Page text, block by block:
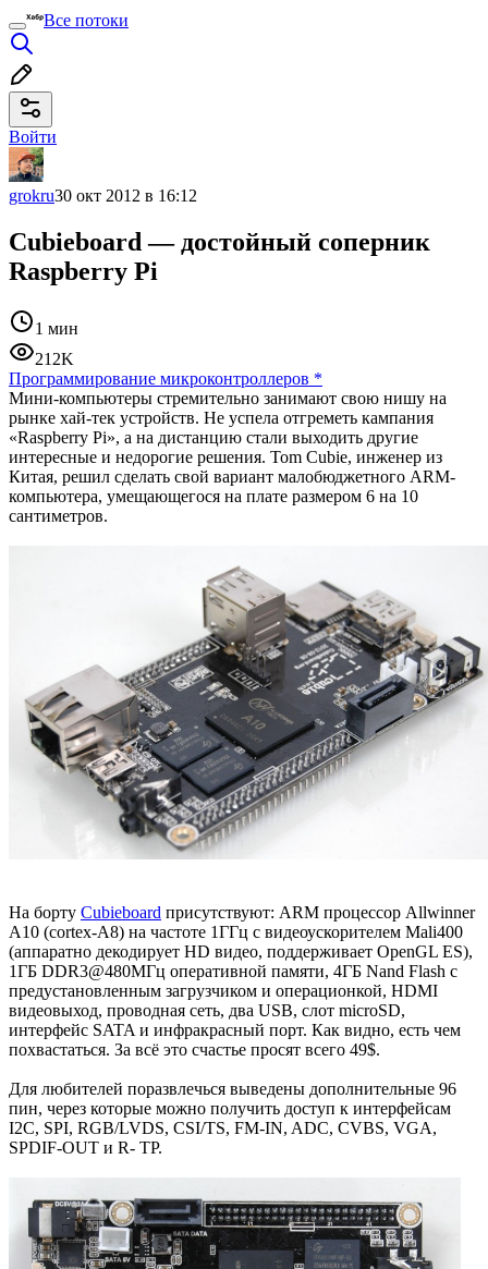
Все потоки
Войти
grokru30 окт 2012 в 16:12
Cubieboard — достойный соперник
Raspberry Pi
1 мин
212K
Программирование микроконтроллеров *
Мини-компьютеры стремительно занимают свою нишу на
рынке хай-тек устройств. Не успела отгреметь кампания
«Raspberry Pi», а на дистанцию стали выходить другие
интересные и недорогие решения. Tom Cubie, инженер из
Китая, решил сделать свой вариант малобюджетного ARM-
компьютера, умещающегося на плате размером 6 на 10
сантиметров.
На борту Cubieboard присутствуют: ARM процессор Allwinner
A10 (cortex-A8) на частоте 1ГГц с видеоускорителем Mali400
(аппаратно декодирует HD видео, поддерживает OpenGL ES),
1ГБ DDR3@480МГц оперативной памяти, 4ГБ Nand Flash с
предустановленным загрузчиком и операционкой, HDMI
видеовыход, проводная сеть, два USB, слот microSD,
интерфейс SATA и инфракрасный порт. Как видно, есть чем
похвастаться. За всё это счастье просят всего 49$.
Для любителей поразвлечься выведены дополнительные 96
пин, через которые можно получить доступ к интерфейсам
I2C, SPI, RGB/LVDS, CSI/TS, FM-IN, ADC, CVBS, VGA,
SPDIF-OUT и R- TP.